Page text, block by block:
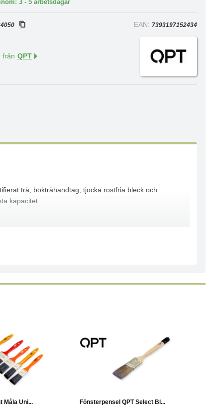
3 - 5 arbetsdagar
EAN: 7393197152434
från QPT
trä, bokträhandtag, tjocka rostfria bleck och
kapacitet.
Måla Uni...
Läs mer
Fönsterpensel QPT Select Bl...